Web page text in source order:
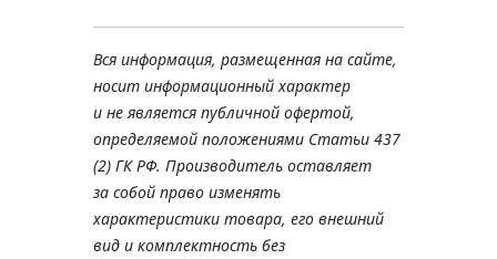
Вся информация, размещенная на сайте,
носит информационный характер
и не является публичной офертой,
определяемой положениями Статьи 437
(2) ГК РФ. Производитель оставляет
за собой право изменять
характеристики товара, его внешний
вид и комплектность без